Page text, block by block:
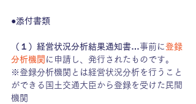
●添付書類
（１）経営状況分析結果通知書… 事前に登録
分析機関 に申請し、発行されたものです。
※登録分析機関とは経営状況分析を行うこと
ができる国土交通大臣から登録を受けた民間
機関